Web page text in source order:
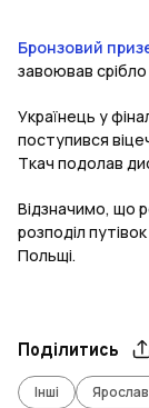
Бронзовий
завоював срібло
Українець у
поступився
Ткач подолав
Відзначимо, що
розподіл
Польщі.
Поділитись
Інші